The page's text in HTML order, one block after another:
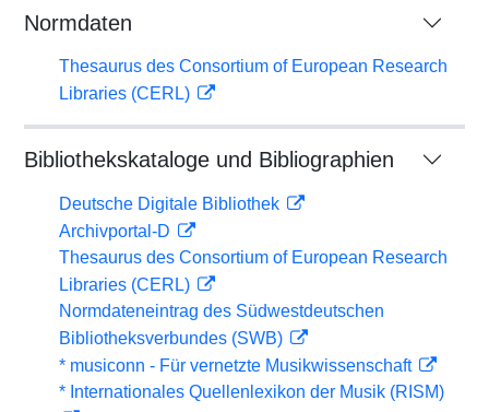
Normdaten
Thesaurus des Consortium of European Research
Libraries (CERL)
Bibliothekskataloge und Bibliographien
Deutsche Digitale Bibliothek
Archivportal-D
Thesaurus des Consortium of European Research
Libraries (CERL)
Normdateneintrag des Südwestdeutschen
Bibliotheksverbundes (SWB)
* musiconn - Für vernetzte Musikwissenschaft
* Internationales Quellenlexikon der Musik (RISM)